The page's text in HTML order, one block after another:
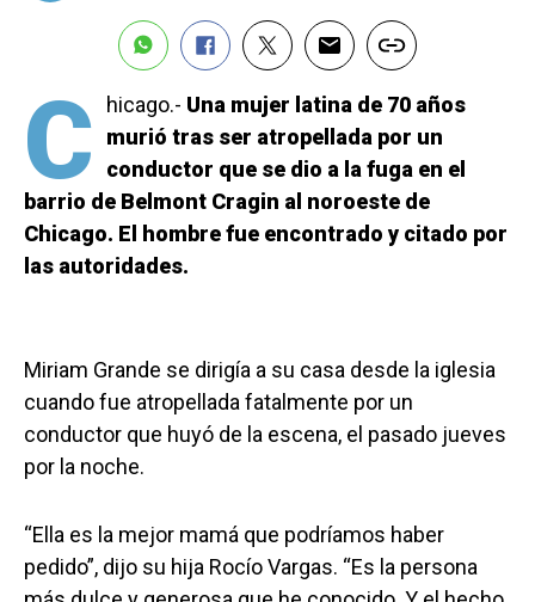
C hicago.- Una mujer latina de 70 años
murió tras ser atropellada por un
conductor que se dio a la fuga en el
barrio de Belmont Cragin al noroeste de
Chicago. El hombre fue encontrado y citado por
las autoridades.
Miriam Grande se dirigía a su casa desde la iglesia
cuando fue atropellada fatalmente por un
conductor que huyó de la escena, el pasado jueves
por la noche.
“Ella es la mejor mamá que podríamos haber
pedido”, dijo su hija Rocío Vargas. “Es la persona